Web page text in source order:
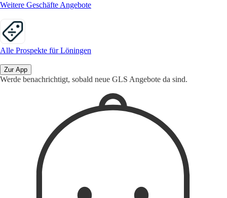
Weitere Geschäfte Angebote
Alle Prospekte für Löningen
Zur App
Werde benachrichtigt, sobald neue GLS Angebote da sind.